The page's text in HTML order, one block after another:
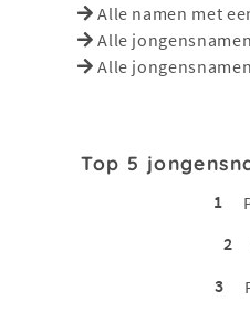
Alle namen met
Alle jongensnamen
Alle
Top 5
1
2
3